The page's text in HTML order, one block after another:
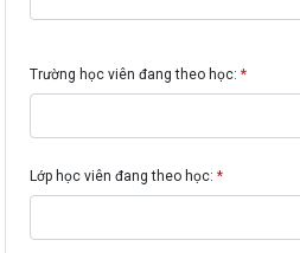
Trường học viên đang theo học:
Lớp học viên đang theo học: